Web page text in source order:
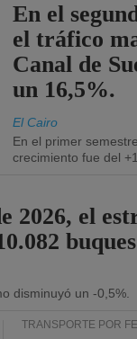
En el
el tráfico
Canal de
un 16,5%.
El Cairo
En el primer
crecimiento fue del
2026, el
disminuyó un -0,5%.
TRANSPORTE POR